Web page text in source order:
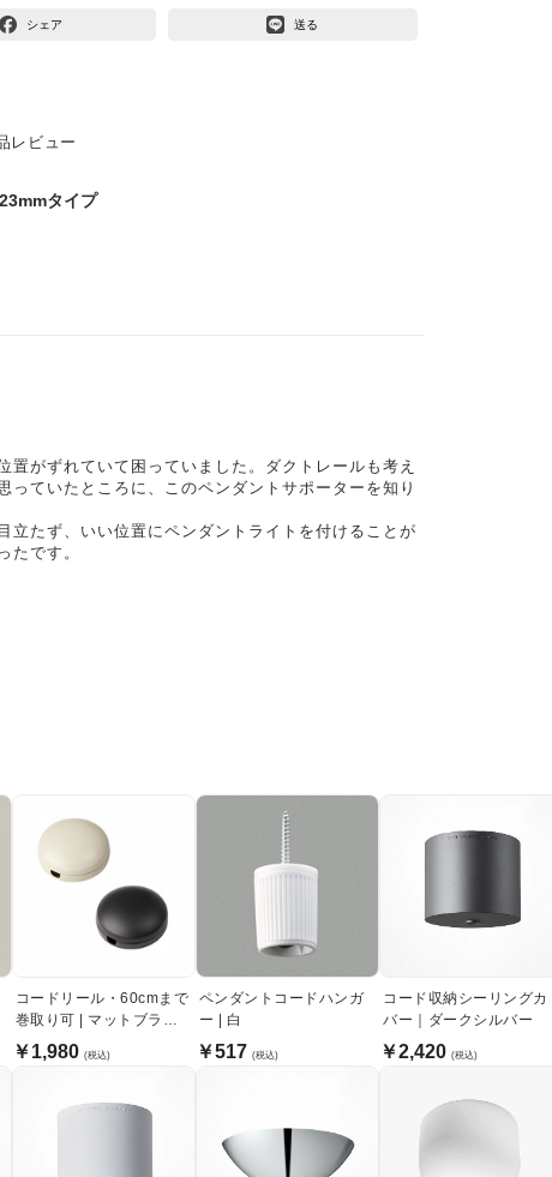
シェア 送る
レビュー
タイプ
がずれていて困っていました。ダクトレールも考え
っていたところに、このペンダントサポーターを知り
立たず、いい位置にペンダントライトを付けることが
たです。
コードリール・60cmまで
巻取り可 | マットブラウ
ン
￥1,980 (税込)
ペンダントコードハンガ
ー | 白
￥517 (税込)
コード収納シーリングカ
バー｜ダークシルバー
￥2,420 (税込)